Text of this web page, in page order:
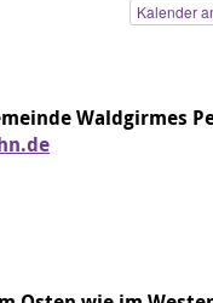
Kalender
Waldgirmes